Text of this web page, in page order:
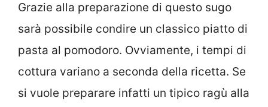
Grazie alla preparazione di questo sugo
sarà possibile condire un classico piatto di
pasta al pomodoro. Ovviamente, i tempi di
cottura variano a seconda della ricetta. Se
si vuole preparare infatti un tipico ragù alla